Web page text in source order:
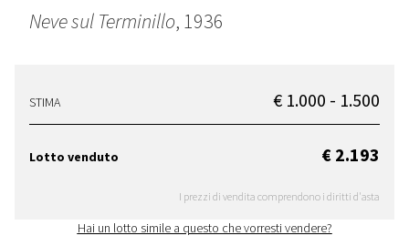
Neve sul Terminillo, 1936
STIMA € 1.000 - 1.500
Lotto venduto € 2.193
I prezzi di vendita comprendono i diritti d'asta
Hai un lotto simile a questo che vorresti vendere?